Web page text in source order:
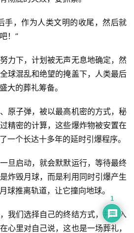
手，作为人类文明的收尾，然后就
！”
力下，计划被无声无息地确定，然
球混乱和绝望的掩盖下，人类最后
大的葬礼筹备。
原子弹，被以最高机密的方式，秘
精密的计算，这些爆炸物被安置在
一个长达十多年的延时引爆程序。
旦启动，就会默默运行，等待最终
炸毁月球，而是利用同时引爆产生
球推离轨道，让它撞向地球。
我们选择自己的终结方式，并让入
心里对自己说，这也是一场葬礼，
1